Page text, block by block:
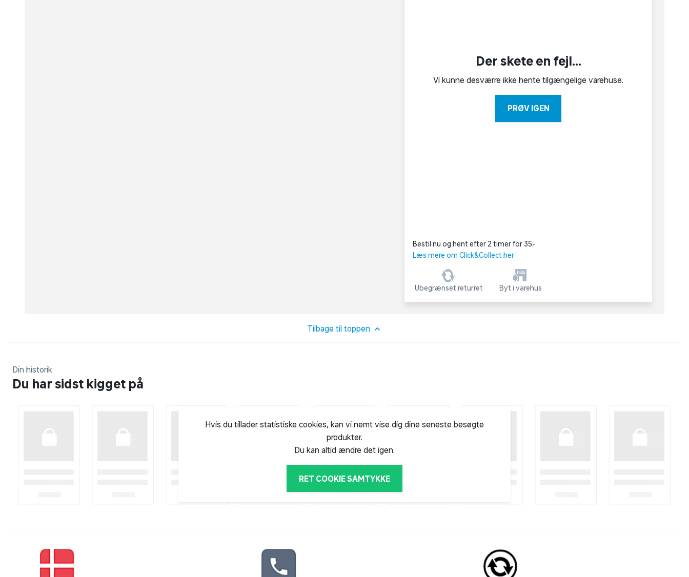
Der skete en fejl...
Vi kunne desværre ikke hente tilgængelige varehuse.
PRØV IGEN
Bestil nu og hent efter 2 timer for 35,-
Læs mere om Click&Collect her
Ubegrænset returret Byt i varehus
Tilbage til toppen
Din historik
Du har sidst kigget på
Hvis du tillader statistiske cookies, kan vi nemt vise dig dine seneste besøgte
produkter.
Du kan altid ændre det igen.
RET COOKIE SAMTYKKE